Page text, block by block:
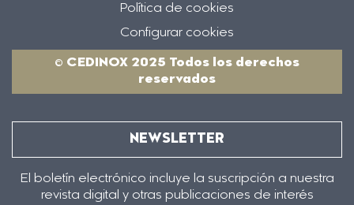
Política de cookies
Configurar cookies
© CEDINOX 2025 Todos los derechos
reservados
NEWSLETTER
El boletín electrónico incluye la suscripción a nuestra
revista digital y otras publicaciones de interés